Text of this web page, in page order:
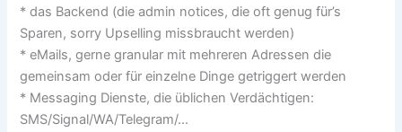
* das Backend (die admin notices, die oft genug für’s
Sparen, sorry Upselling missbraucht werden)
* eMails, gerne granular mit mehreren Adressen die
gemeinsam oder für einzelne Dinge getriggert werden
* Messaging Dienste, die üblichen Verdächtigen:
SMS/Signal/WA/Telegram/…